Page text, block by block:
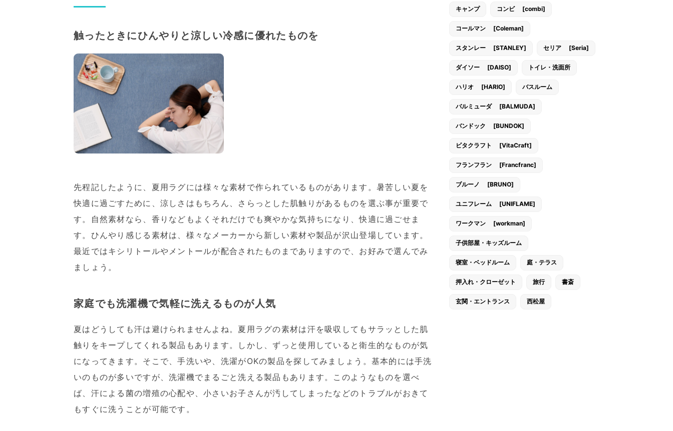
触ったときにひんやりと涼しい冷感に優れたものを
先程記したように、夏用ラグには様々な素材で作られているものがあります。暑苦しい夏を
快適に過ごすために、涼しさはもちろん、さらっとした肌触りがあるものを選ぶ事が重要で
す。自然素材なら、香りなどもよくそれだけでも爽やかな気持ちになり、快適に過ごせま
す。ひんやり感じる素材は、様々なメーカーから新しい素材や製品が沢山登場しています。
最近ではキシリトールやメントールが配合されたものまでありますので、お好みで選んでみ
ましょう。
家庭でも洗濯機で気軽に洗えるものが人気
夏はどうしても汗は避けられませんよね。夏用ラグの素材は汗を吸収してもサラッとした肌
触りをキープしてくれる製品もあります。しかし、ずっと使用していると衛生的なものが気
になってきます。そこで、手洗いや、洗濯がOKの製品を探してみましょう。基本的には手洗
いのものが多いですが、洗濯機でまるごと洗える製品もあります。このようなものを選べ
ば、汗による菌の増殖の心配や、小さいお子さんが汚してしまったなどのトラブルがおきて
もすぐに洗うことが可能です。
キャンプ コンビ [combi]
コールマン [Coleman]
スタンレー [STANLEY] セリア [Seria]
ダイソー [DAISO] トイレ・洗面所
ハリオ [HARIO] バスルーム
バルミューダ [BALMUDA]
バンドック [BUNDOK]
ビタクラフト [VitaCraft]
フランフラン [Francfranc]
ブルーノ [BRUNO]
ユニフレーム [UNIFLAME]
ワークマン [workman]
子供部屋・キッズルーム
寝室・ベッドルーム 庭・テラス
押入れ・クローゼット 旅行 書斎
玄関・エントランス 西松屋